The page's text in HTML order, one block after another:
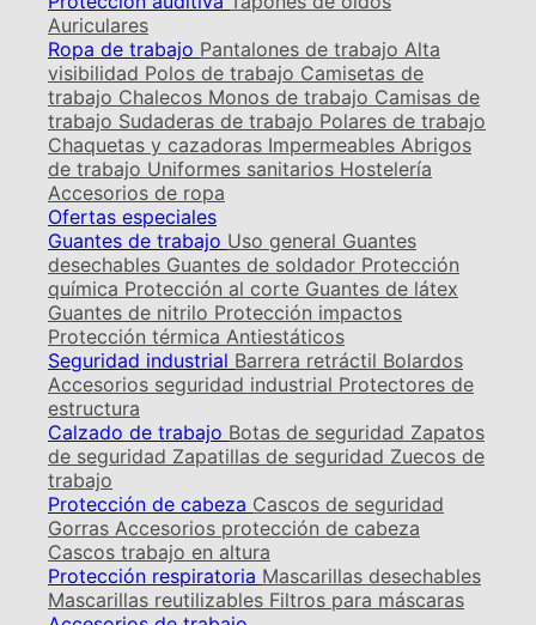
Auriculares
Ropa de trabajo Pantalones de trabajo Alta
visibilidad Polos de trabajo Camisetas de
trabajo Chalecos Monos de trabajo Camisas de
trabajo Sudaderas de trabajo Polares de trabajo
Chaquetas y cazadoras Impermeables Abrigos
de trabajo Uniformes sanitarios Hostelería
Accesorios de ropa
Ofertas especiales
Guantes de trabajo Uso general Guantes
desechables Guantes de soldador Protección
química Protección al corte Guantes de látex
Guantes de nitrilo Protección impactos
Protección térmica Antiestáticos
Seguridad industrial Barrera retráctil Bolardos
Accesorios seguridad industrial Protectores de
estructura
Calzado de trabajo Botas de seguridad Zapatos
de seguridad Zapatillas de seguridad Zuecos de
trabajo
Protección de cabeza Cascos de seguridad
Gorras Accesorios protección de cabeza
Cascos trabajo en altura
Protección respiratoria Mascarillas desechables
Mascarillas reutilizables Filtros para máscaras